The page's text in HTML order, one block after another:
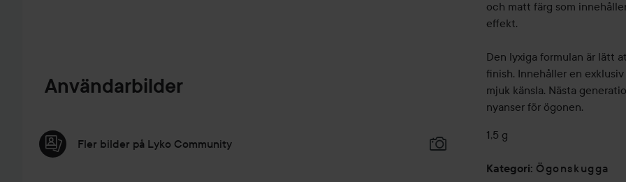
Användarbilder
Fler bilder på Lyko Community
och matt färg som
effekt.
Den lyxiga formulan är lätt
finish. Innehåller en
mjuk känsla. Nästa
nyanser för ögonen.
1,5 g
Kategori: Ögonskugga